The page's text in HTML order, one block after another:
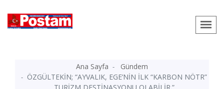
Ana Sayfa
Gündem
ÖZGÜLTEKİN; “AYVALIK, EGE’NİN İLK “KARBON NÖTR”